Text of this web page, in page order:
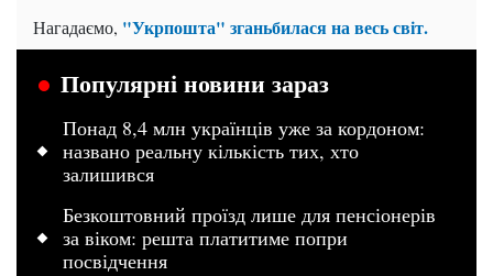
Нагадаємо, "Укрпошта" зганьбилася на весь світ.
Популярні новини зараз
Понад 8,4 млн українців уже за кордоном:
названо реальну кількість тих, хто
залишився
Безкоштовний проїзд лише для пенсіонерів
за віком: решта платитиме попри
посвідчення